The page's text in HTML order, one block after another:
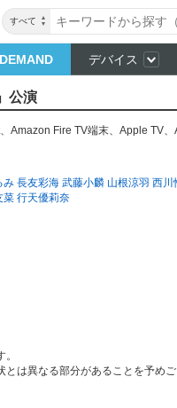
すべて
デバイス
公演
、 Amazon Fire TV端末、 Apple TV、
み 長友彩海 武藤小麟 山根涼羽 西川
菜 行天優莉奈
は異なる部分があることを予めご